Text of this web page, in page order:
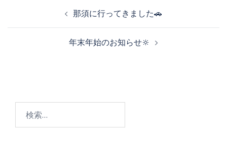
ゲ
那須に行ってきました🚗
年末年始のお知らせ🔆